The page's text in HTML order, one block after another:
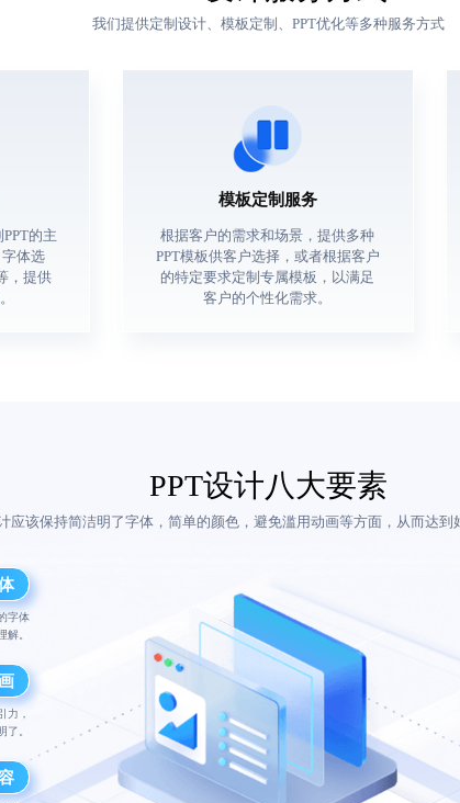
我们提供定制设计、模板定制、PPT优化等多种服务方式
的主
体选
，提供
模板定制服务
根据客户的需求和场景，提供多种
PPT模板供客户选择，或者根据客户
的特定要求定制专属模板，以满足
客户的个性化需求。
PPT设计八大要素
应该保持简洁明了字体，简单的颜色，避免滥用动画等方面，从而达到
字体
解。
力，
了。